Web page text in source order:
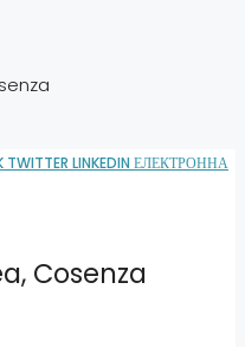
TWITTER LINKEDIN ЕЛЕКТРОННА
Cosenza